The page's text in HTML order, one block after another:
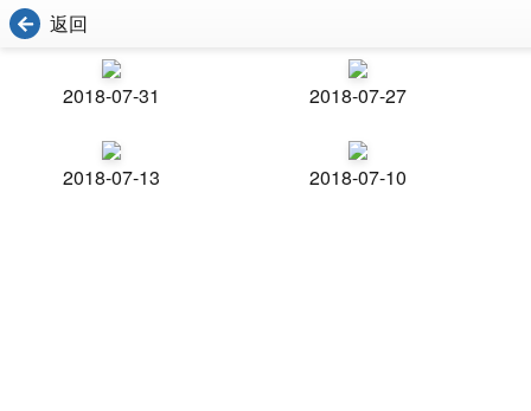
返回
2018-07-31 2018-07-27
2018-07-13 2018-07-10